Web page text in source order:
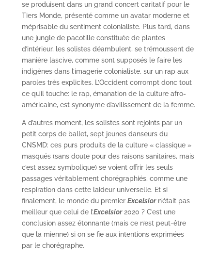
se produisent dans un grand concert caritatif pour le
Tiers Monde, présenté comme un avatar moderne et
méprisable du sentiment colonialiste. Plus tard, dans
une jungle de pacotille constituée de plantes
d’intérieur, les solistes déambulent, se trémoussent de
manière lascive, comme sont supposés le faire les
indigènes dans l’imagerie colonialiste, sur un rap aux
paroles très explicites. L’Occident corrompt donc tout
ce qu’il touche: le rap, émanation de la culture afro-
américaine, est synonyme d’avilissement de la femme.
A d’autres moment, les solistes sont rejoints par un
petit corps de ballet, sept jeunes danseurs du
CNSMD: ces purs produits de la culture « classique »
masqués (sans doute pour des raisons sanitaires, mais
c’est assez symbolique) se voient offrir les seuls
passages véritablement chorégraphiés, comme une
respiration dans cette laideur universelle. Et si
finalement, le monde du premier Excelsiorn’était pas
meilleur que celui de l’Excelsior2020 ? C’est une
conclusion assez étonnante (mais ce n’est peut-être
que la mienne) si on se fie aux intentions exprimées
par le chorégraphe.